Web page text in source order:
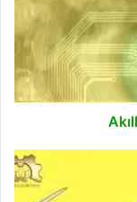
Geldi!
Uçak
Yolculuğu